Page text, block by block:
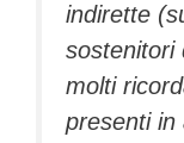
indirette
sostenitori
molti
presenti in